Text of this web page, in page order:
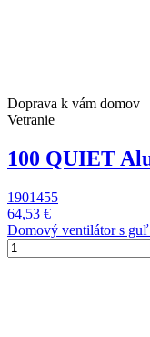
Doprava k vám domov
Vetranie
100 QUIET
1901455
64,53 €
Domový ventilátor s